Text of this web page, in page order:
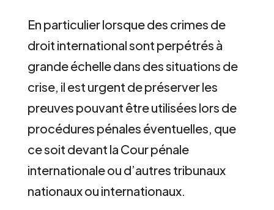
En particulier lorsque des crimes de
droit international sont perpétrés à
grande échelle dans des situations de
crise, il est urgent de préserver les
preuves pouvant être utilisées lors de
procédures pénales éventuelles, que
ce soit devant la Cour pénale
internationale ou d’autres tribunaux
nationaux ou internationaux.